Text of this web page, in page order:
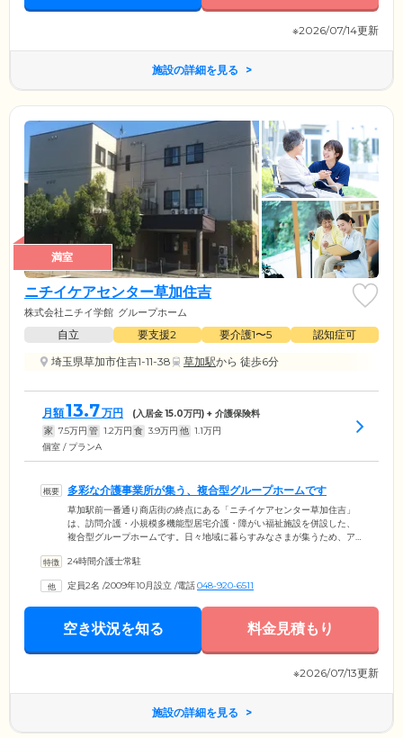
※2026/07/14更新
施設の詳細を見る
満室
ニチイケアセンター草加住吉
株式会社ニチイ学館 グループホーム
自立 要支援2 要介護1〜5
認知症可
埼玉県草加市住吉1-11-38
草加駅から 徒歩6分
月額13.7万円 (入居金15.0万円) + 介護保険料
家 7.5万円 管 1.2万円 食 3.9万円 他 1.1万円
個室 / プランA
多彩な介護事業所が集う、複合型グループホームです
草加駅前一番通り商店街の終点にある「ニチイケアセンター草加住吉」
は、訪問介護・小規模多機能型居宅介護・障がい福祉施設を併設した、
複合型グループホームです。日々地域に暮らすみなさまが集うため、ア
り、多くの出会いがあることも大きな魅力です。幅広い年代のみなさま
しています。施設は、東武伊勢崎線「草加駅」から徒歩7分。駅から近い
ため、ご家族様がお仕事前後に気軽にお顔を見に来れることもメリット
24時間介護士常駐
定員2名 /2009年10月設立 /電話048-920-6511
空き状況を知る 料金見積もり
※2026/07/13更新
施設の詳細を見る